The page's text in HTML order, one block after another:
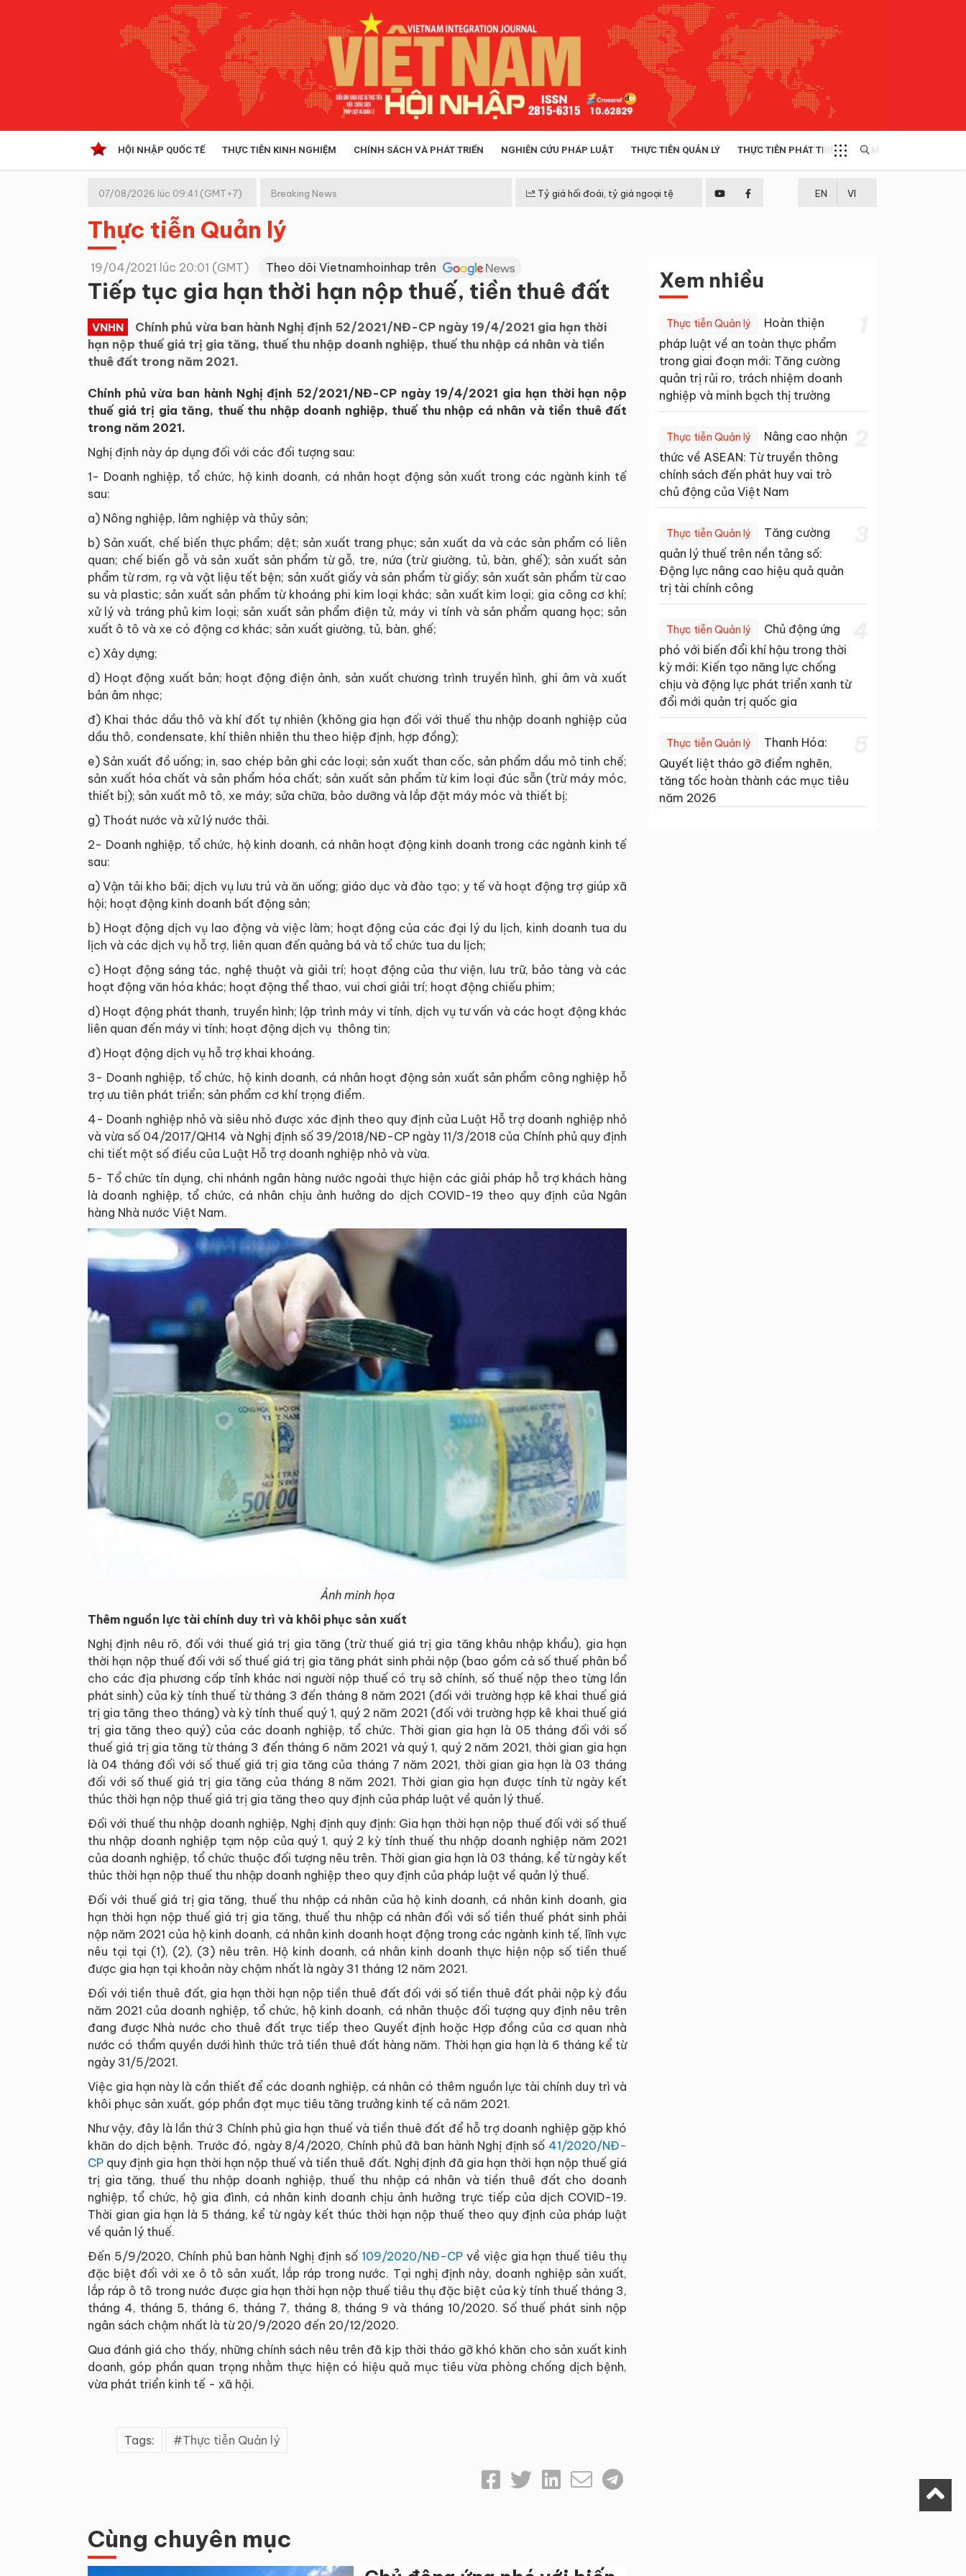
HỘI NHẬP QUỐC TẾ THỰC TIỄN KINH NGHIỆM CHÍNH SÁCH VÀ PHÁT TRIỂN NGHIÊN CỨU PHÁP LUẬT THỰC TIỄN QUẢN LÝ THỰC TIỄN PHÁT TRIỂN MULTIMEDIA
Kinh tế hội nhập
Doanh nghiệp
07/08/2026 lúc 09:41 (GMT+7) Breaking News Tỷ giá hối đoái, tỷ giá ngoại tệ EN VI
Thực tiễn Quản lý
19/04/2021 lúc 20:01 (GMT) Theo dõi Vietnamhoinhap trên
Tiếp tục gia hạn thời hạn nộp thuế, tiền thuê đất
VNHN
Chính phủ vừa ban hành Nghị định 52/2021/NĐ-CP ngày 19/4/2021 gia hạn thời
hạn nộp thuế giá trị gia tăng, thuế thu nhập doanh nghiệp, thuế thu nhập cá nhân và tiền
thuê đất trong năm 2021.
Chính phủ vừa ban hành Nghị định 52/2021/NĐ-CP ngày 19/4/2021 gia hạn thời hạn nộp
thuế giá trị gia tăng, thuế thu nhập doanh nghiệp, thuế thu nhập cá nhân và tiền thuê đất
trong năm 2021.
Nghị định này áp dụng đối với các đối tượng sau:
1- Doanh nghiệp, tổ chức, hộ kinh doanh, cá nhân hoạt động sản xuất trong các ngành kinh tế
sau:
a) Nông nghiệp, lâm nghiệp và thủy sản;
b) Sản xuất, chế biến thực phẩm; dệt; sản xuất trang phục; sản xuất da và các sản phẩm có liên
quan; chế biến gỗ và sản xuất sản phẩm từ gỗ, tre, nứa (trừ giường, tủ, bàn, ghế); sản xuất sản
phẩm từ rơm, rạ và vật liệu tết bện; sản xuất giấy và sản phẩm từ giấy; sản xuất sản phẩm từ cao
su và plastic; sản xuất sản phẩm từ khoáng phi kim loại khác; sản xuất kim loại; gia công cơ khí;
xử lý và tráng phủ kim loại; sản xuất sản phẩm điện tử, máy vi tính và sản phẩm quang học; sản
xuất ô tô và xe có động cơ khác; sản xuất giường, tủ, bàn, ghế;
c) Xây dựng;
d) Hoạt động xuất bản; hoạt động điện ảnh, sản xuất chương trình truyền hình, ghi âm và xuất
bản âm nhạc;
đ) Khai thác dầu thô và khí đốt tự nhiên (không gia hạn đối với thuế thu nhập doanh nghiệp của
dầu thô, condensate, khí thiên nhiên thu theo hiệp định, hợp đồng);
e) Sản xuất đồ uống; in, sao chép bản ghi các loại; sản xuất than cốc, sản phẩm dầu mỏ tinh chế;
sản xuất hóa chất và sản phẩm hóa chất; sản xuất sản phẩm từ kim loại đúc sẵn (trừ máy móc,
thiết bị); sản xuất mô tô, xe máy; sửa chữa, bảo dưỡng và lắp đặt máy móc và thiết bị;
g) Thoát nước và xử lý nước thải.
2- Doanh nghiệp, tổ chức, hộ kinh doanh, cá nhân hoạt động kinh doanh trong các ngành kinh tế
sau:
a) Vận tải kho bãi; dịch vụ lưu trú và ăn uống; giáo dục và đào tạo; y tế và hoạt động trợ giúp xã
hội; hoạt động kinh doanh bất động sản;
b) Hoạt động dịch vụ lao động và việc làm; hoạt động của các đại lý du lịch, kinh doanh tua du
lịch và các dịch vụ hỗ trợ, liên quan đến quảng bá và tổ chức tua du lịch;
c) Hoạt động sáng tác, nghệ thuật và giải trí; hoạt động của thư viện, lưu trữ, bảo tàng và các
hoạt động văn hóa khác; hoạt động thể thao, vui chơi giải trí; hoạt động chiếu phim;
d) Hoạt động phát thanh, truyền hình; lập trình máy vi tính, dịch vụ tư vấn và các hoạt động khác
liên quan đến máy vi tính; hoạt động dịch vụ thông tin;
đ) Hoạt động dịch vụ hỗ trợ khai khoáng.
3- Doanh nghiệp, tổ chức, hộ kinh doanh, cá nhân hoạt động sản xuất sản phẩm công nghiệp hỗ
trợ ưu tiên phát triển; sản phẩm cơ khí trọng điểm.
4- Doanh nghiệp nhỏ và siêu nhỏ được xác định theo quy định của Luật Hỗ trợ doanh nghiệp nhỏ
và vừa số 04/2017/QH14 và Nghị định số 39/2018/NĐ-CP ngày 11/3/2018 của Chính phủ quy định
chi tiết một số điều của Luật Hỗ trợ doanh nghiệp nhỏ và vừa.
5- Tổ chức tín dụng, chi nhánh ngân hàng nước ngoài thực hiện các giải pháp hỗ trợ khách hàng
là doanh nghiệp, tổ chức, cá nhân chịu ảnh hưởng do dịch COVID-19 theo quy định của Ngân
hàng Nhà nước Việt Nam.
Ảnh minh họa
Thêm nguồn lực tài chính duy trì và khôi phục sản xuất
Nghị định nêu rõ, đối với thuế giá trị gia tăng (trừ thuế giá trị gia tăng khâu nhập khẩu), gia hạn
thời hạn nộp thuế đối với số thuế giá trị gia tăng phát sinh phải nộp (bao gồm cả số thuế phân bổ
cho các địa phương cấp tỉnh khác nơi người nộp thuế có trụ sở chính, số thuế nộp theo từng lần
phát sinh) của kỳ tính thuế từ tháng 3 đến tháng 8 năm 2021 (đối với trường hợp kê khai thuế giá
trị gia tăng theo tháng) và kỳ tính thuế quý 1, quý 2 năm 2021 (đối với trường hợp kê khai thuế giá
trị gia tăng theo quý) của các doanh nghiệp, tổ chức. Thời gian gia hạn là 05 tháng đối với số
thuế giá trị gia tăng từ tháng 3 đến tháng 6 năm 2021 và quý 1, quý 2 năm 2021, thời gian gia hạn
là 04 tháng đối với số thuế giá trị gia tăng của tháng 7 năm 2021, thời gian gia hạn là 03 tháng
đối với số thuế giá trị gia tăng của tháng 8 năm 2021. Thời gian gia hạn được tính từ ngày kết
thúc thời hạn nộp thuế giá trị gia tăng theo quy định của pháp luật về quản lý thuế.
Đối với thuế thu nhập doanh nghiệp, Nghị định quy định: Gia hạn thời hạn nộp thuế đối với số thuế
thu nhập doanh nghiệp tạm nộp của quý 1, quý 2 kỳ tính thuế thu nhập doanh nghiệp năm 2021
của doanh nghiệp, tổ chức thuộc đối tượng nêu trên. Thời gian gia hạn là 03 tháng, kể từ ngày kết
thúc thời hạn nộp thuế thu nhập doanh nghiệp theo quy định của pháp luật về quản lý thuế.
Đối với thuế giá trị gia tăng, thuế thu nhập cá nhân của hộ kinh doanh, cá nhân kinh doanh, gia
hạn thời hạn nộp thuế giá trị gia tăng, thuế thu nhập cá nhân đối với số tiền thuế phát sinh phải
nộp năm 2021 của hộ kinh doanh, cá nhân kinh doanh hoạt động trong các ngành kinh tế, lĩnh vực
nêu tại tại (1), (2), (3) nêu trên. Hộ kinh doanh, cá nhân kinh doanh thực hiện nộp số tiền thuế
được gia hạn tại khoản này chậm nhất là ngày 31 tháng 12 năm 2021.
Đối với tiền thuê đất, gia hạn thời hạn nộp tiền thuê đất đối với số tiền thuê đất phải nộp kỳ đầu
năm 2021 của doanh nghiệp, tổ chức, hộ kinh doanh, cá nhân thuộc đối tượng quy định nêu trên
đang được Nhà nước cho thuê đất trực tiếp theo Quyết định hoặc Hợp đồng của cơ quan nhà
nước có thẩm quyền dưới hình thức trả tiền thuê đất hàng năm. Thời hạn gia hạn là 6 tháng kể từ
ngày 31/5/2021.
Việc gia hạn này là cần thiết để các doanh nghiệp, cá nhân có thêm nguồn lực tài chính duy trì và
khôi phục sản xuất, góp phần đạt mục tiêu tăng trưởng kinh tế cả năm 2021.
Như vậy, đây là lần thứ 3 Chính phủ gia hạn thuế và tiền thuê đất để hỗ trợ doanh nghiệp gặp khó
khăn do dịch bệnh. Trước đó, ngày 8/4/2020, Chính phủ đã ban hành Nghị định số 41/2020/NĐ-
CP quy định gia hạn thời hạn nộp thuế và tiền thuê đất. Nghị định đã gia hạn thời hạn nộp thuế giá
trị gia tăng, thuế thu nhập doanh nghiệp, thuế thu nhập cá nhân và tiền thuê đất cho doanh
nghiệp, tổ chức, hộ gia đình, cá nhân kinh doanh chịu ảnh hưởng trực tiếp của dịch COVID-19.
Thời gian gia hạn là 5 tháng, kể từ ngày kết thúc thời hạn nộp thuế theo quy định của pháp luật
về quản lý thuế.
Đến 5/9/2020, Chính phủ ban hành Nghị định số 109/2020/NĐ-CPvề việc gia hạn thuế tiêu thụ
đặc biệt đối với xe ô tô sản xuất, lắp ráp trong nước. Tại nghị định này, doanh nghiệp sản xuất,
lắp ráp ô tô trong nước được gia hạn thời hạn nộp thuế tiêu thụ đặc biệt của kỳ tính thuế tháng 3,
tháng 4, tháng 5, tháng 6, tháng 7, tháng 8, tháng 9 và tháng 10/2020. Số thuế phát sinh nộp
ngân sách chậm nhất là từ 20/9/2020 đến 20/12/2020.
Qua đánh giá cho thấy, những chính sách nêu trên đã kịp thời tháo gỡ khó khăn cho sản xuất kinh
doanh, góp phần quan trọng nhằm thực hiện có hiệu quả mục tiêu vừa phòng chống dịch bệnh,
vừa phát triển kinh tế - xã hội.
Tags: Thực tiễn Quản lý
Cùng chuyên mục
Xem nhiều
Thực tiễn Quản lý
Hoàn thiện
pháp luật về an toàn thực phẩm
trong giai đoạn mới: Tăng cường
quản trị rủi ro, trách nhiệm doanh
nghiệp và minh bạch thị trường
Thực tiễn Quản lý
Nâng cao nhận
thức về ASEAN: Từ truyền thông
chính sách đến phát huy vai trò
chủ động của Việt Nam
Thực tiễn Quản lý
Tăng cường
quản lý thuế trên nền tảng số:
Động lực nâng cao hiệu quả quản
trị tài chính công
Thực tiễn Quản lý
Chủ động ứng
phó với biến đổi khí hậu trong thời
kỳ mới: Kiến tạo năng lực chống
chịu và động lực phát triển xanh từ
đổi mới quản trị quốc gia
Thực tiễn Quản lý
Thanh Hóa:
Quyết liệt tháo gỡ điểm nghẽn,
tăng tốc hoàn thành các mục tiêu
năm 2026